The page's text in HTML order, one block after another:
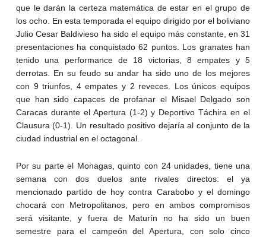
que le darán la certeza matemática de estar en el grupo de
los ocho. En esta temporada el equipo dirigido por el boliviano
Julio Cesar Baldivieso ha sido el equipo más constante, en 31
presentaciones ha conquistado 62 puntos. Los granates han
tenido una performance de 18 victorias, 8 empates y 5
derrotas. En su feudo su andar ha sido uno de los mejores
con 9 triunfos, 4 empates y 2 reveces. Los únicos equipos
que han sido capaces de profanar el Misael Delgado son
Caracas durante el Apertura (1-2) y Deportivo Táchira en el
Clausura (0-1). Un resultado positivo dejaría al conjunto de la
ciudad industrial en el octagonal.
Por su parte el Monagas, quinto con 24 unidades, tiene una
semana con dos duelos ante rivales directos: el ya
mencionado partido de hoy contra Carabobo y el domingo
chocará con Metropolitanos, pero en ambos compromisos
será visitante, y fuera de Maturín no ha sido un buen
semestre para el campeón del Apertura, con solo cinco